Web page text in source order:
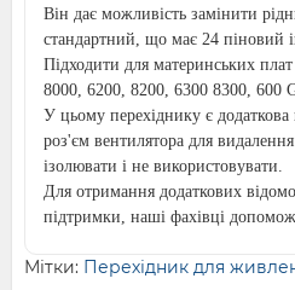
Він дає можливість замінити
стандартний, що має 24 піновий
Підходити для материнських
8000, 6200, 8200, 6300 8300, 600
У цьому перехіднику є додаткова
роз'єм вентилятора для
ізолювати і не використовувати.
Для отримання додаткових
підтримки, наші фахівці
Мітки: Перехідник для